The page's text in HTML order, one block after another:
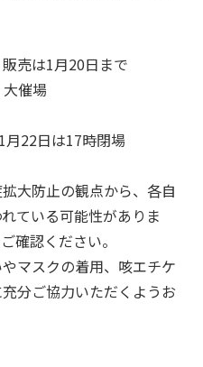
売は1月20日まで
催場
22日は17時閉場
大防止の観点から、各自
ている可能性がありま
確認ください。
マスクの着用、咳エチケ
分ご協力いただくようお